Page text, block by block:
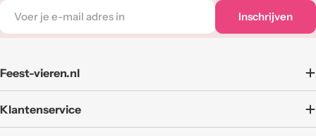
E-
mail
Inschrijven
Feest-vieren.nl
Klantenservice